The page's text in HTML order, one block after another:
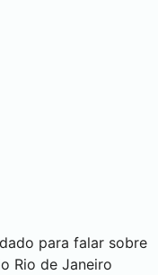
para falar sobre
Rio de Janeiro